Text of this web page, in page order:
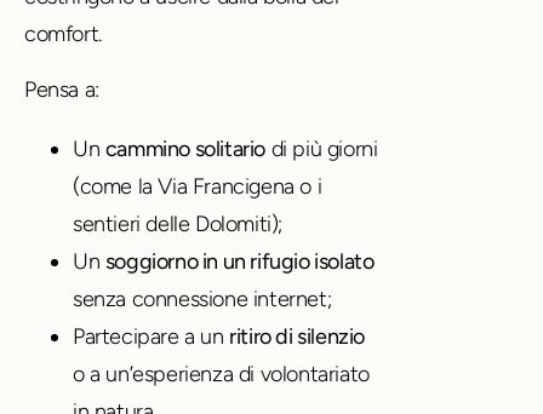
comfort.
Pensa a:
Un cammino solitariodi più giorni
(come la Via Francigena o i
sentieri delle Dolomiti);
Un soggiorno in un rifugio isolato
senza connessione internet;
Partecipare a un ritiro di silenzio
o a un’esperienza di volontariato